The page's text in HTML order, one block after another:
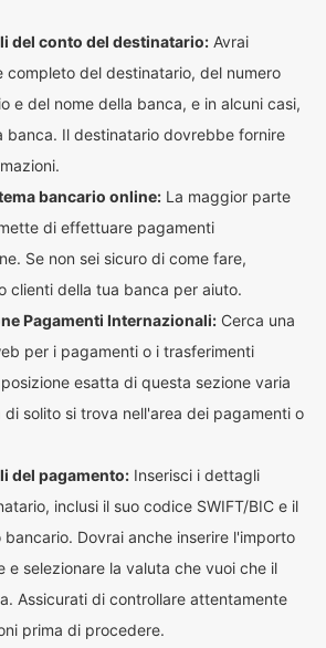
del conto del destinatario: Avrai
completo del destinatario, del numero
e del nome della banca, e in alcuni casi,
banca. Il destinatario dovrebbe fornire
bancario online: La maggior parte
di effettuare pagamenti
Se non sei sicuro di come fare,
clienti della tua banca per aiuto.
Pagamenti Internazionali: Cerca una
per i pagamenti o i trasferimenti
esatta di questa sezione varia
solito si trova nell'area dei pagamenti o
del pagamento: Inserisci i dettagli
inclusi il suo codice SWIFT/BIC e il
Dovrai anche inserire l'importo
e selezionare la valuta che vuoi che il
Assicurati di controllare attentamente
prima di procedere.